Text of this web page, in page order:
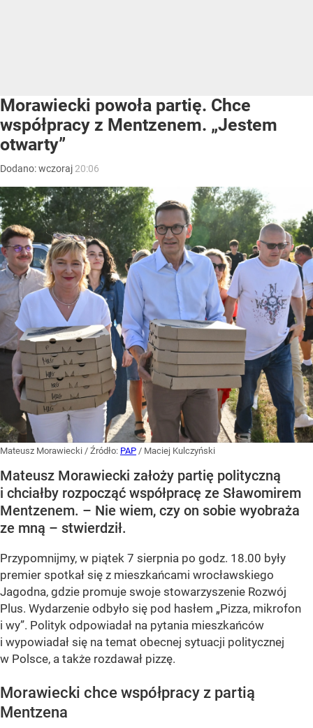
Morawiecki powoła partię. Chce
współpracy z Mentzenem. „Jestem
otwarty”
Dodano:wczoraj 20:06
Mateusz Morawiecki / Źródło: PAP / Maciej Kulczyński
Mateusz Morawiecki założy partię polityczną
i chciałby rozpocząć współpracę ze Sławomirem
Mentzenem. – Nie wiem, czy on sobie wyobraża
ze mną – stwierdził.
Przypomnijmy, w piątek 7 sierpnia po godz. 18.00 były
premier spotkał się z mieszkańcami wrocławskiego
Jagodna, gdzie promuje swoje stowarzyszenie Rozwój
Plus. Wydarzenie odbyło się pod hasłem „Pizza, mikrofon
i wy”. Polityk odpowiadał na pytania mieszkańców
i wypowiadał się na temat obecnej sytuacji politycznej
w Polsce, a także rozdawał pizzę.
Morawiecki chce współpracy z partią
Mentzena